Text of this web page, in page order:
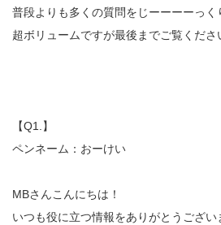
普段よりも多くの質問をじーーーーっく
超ボリュームですが最後までご覧くださ
【Q1.】
ペンネーム：おーけい
MBさんこんにちは！
いつも役に立つ情報をありがとうござい